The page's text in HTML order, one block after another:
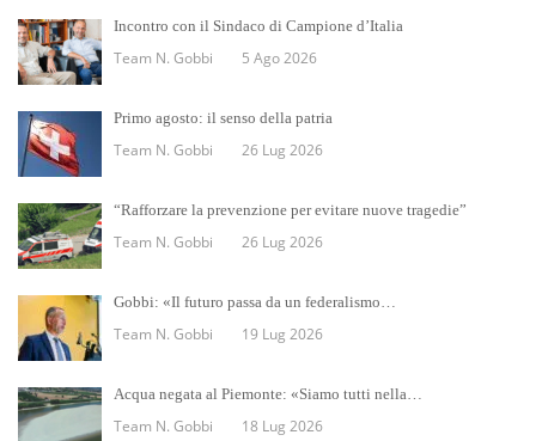
Incontro con il Sindaco di Campione d’Italia
Team N. Gobbi 5 Ago 2026
Primo agosto: il senso della patria
Team N. Gobbi 26 Lug 2026
“Rafforzare la prevenzione per evitare nuove tragedie”
Team N. Gobbi 26 Lug 2026
Gobbi: «Il futuro passa da un federalismo…
Team N. Gobbi 19 Lug 2026
Acqua negata al Piemonte: «Siamo tutti nella…
Team N. Gobbi 18 Lug 2026